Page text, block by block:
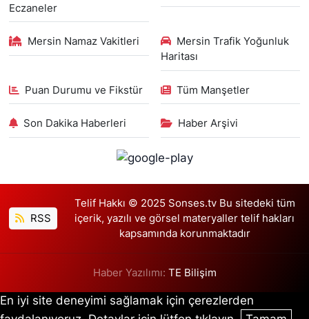
Eczaneler
Mersin Namaz Vakitleri
Mersin Trafik Yoğunluk
Haritası
Puan Durumu ve Fikstür Tüm Manşetler
Son Dakika Haberleri Haber Arşivi
RSS
Telif Hakkı © 2025 Sonses.tv Bu sitedeki tüm
içerik, yazılı ve görsel materyaller telif hakları
kapsamında korunmaktadır
Haber Yazılımı: TE Bilişim
En iyi site deneyimi sağlamak için çerezlerden